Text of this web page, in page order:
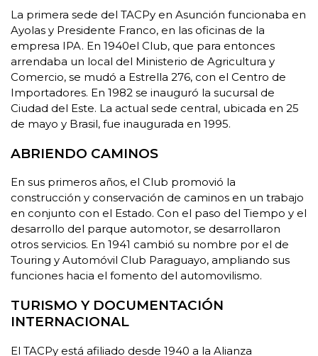
La primera sede del TACPy en Asunción funcionaba en
Ayolas y Presidente Franco, en las oficinas de la
empresa IPA. En 1940el Club, que para entonces
arrendaba un local del Ministerio de Agricultura y
Comercio, se mudó a Estrella 276, con el Centro de
Importadores. En 1982 se inauguró la sucursal de
Ciudad del Este. La actual sede central, ubicada en 25
de mayo y Brasil, fue inaugurada en 1995.
ABRIENDO CAMINOS
En sus primeros años, el Club promovió la
construcción y conservación de caminos en un trabajo
en conjunto con el Estado. Con el paso del Tiempo y el
desarrollo del parque automotor, se desarrollaron
otros servicios. En 1941 cambió su nombre por el de
Touring y Automóvil Club Paraguayo, ampliando sus
funciones hacia el fomento del automovilismo.
TURISMO Y DOCUMENTACIÓN
INTERNACIONAL
El TACPy está afiliado desde 1940 a la Alianza